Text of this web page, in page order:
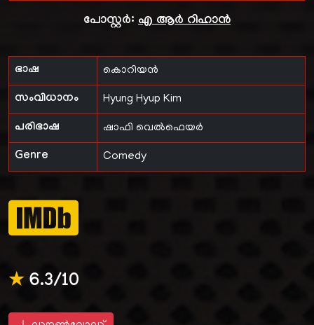
പോസ്റ്റർ: എ ആർ റിഹാൻ
ഭാഷ കൊറിയൻ
സംവിധാനം Hyung Hyup Kim
പരിഭാഷ ഷാഫി വെൽഫെയർ
Genre Comedy
★6.3/10